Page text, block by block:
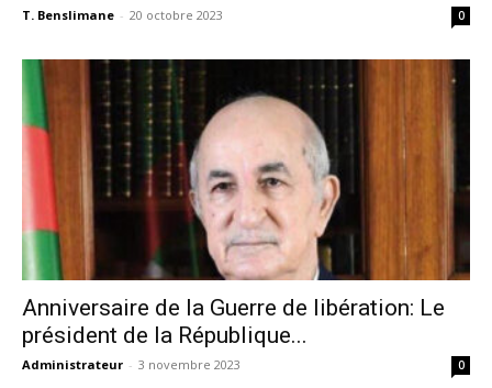
T. Benslimane - 20 octobre 2023 0
Anniversaire de la Guerre de libération: Le
président de la République...
Administrateur - 3 novembre 2023 0